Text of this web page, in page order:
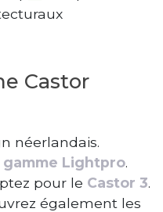
Castor
néerlandais.
Lightpro.
pour le Castor 3.
également les